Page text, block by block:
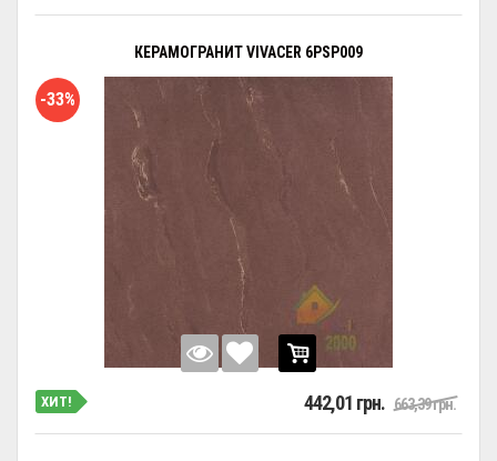
КЕРАМОГРАНИТ VIVACER 6PSP009
-33%
ХИТ! 442,01 грн. 663,39 грн.